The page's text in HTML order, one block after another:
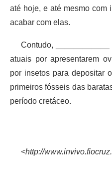
até hoje, e até mesmo com
acabar com elas.
Contudo, ____________
atuais por apresentarem
por insetos para depositar
primeiros fósseis das
período cretáceo.
<http://